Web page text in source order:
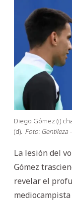
Diego Gómez (i)
(d). Foto: Gentileza
La lesión del
Gómez
revelar el